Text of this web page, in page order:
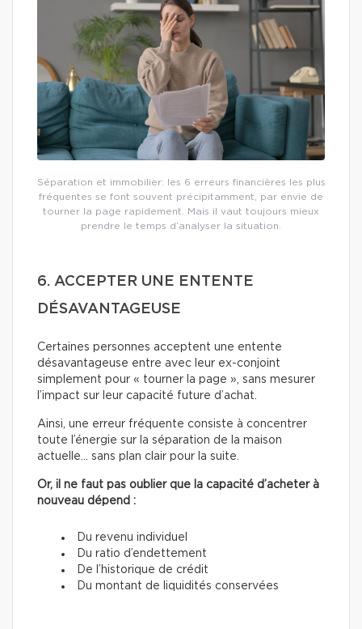
Séparation et immobilier: les 6 erreurs financières les plus
fréquentes se font souvent précipitamment, par envie de
tourner la page rapidement. Mais il vaut toujours mieux
prendre le temps d’analyser la situation.
6. ACCEPTER UNE ENTENTE
DÉSAVANTAGEUSE
Certaines personnes acceptent une entente
désavantageuse entre avec leur ex-conjoint
simplement pour « tourner la page », sans mesurer
l’impact sur leur capacité future d’achat.
Ainsi, une erreur fréquente consiste à concentrer
toute l’énergie sur la séparation de la maison
actuelle… sans plan clair pour la suite.
Or, il ne faut pas oublier que la capacité d’acheter à
nouveau dépend :
Du revenu individuel
Du ratio d’endettement
De l’historique de crédit
Du montant de liquidités conservées